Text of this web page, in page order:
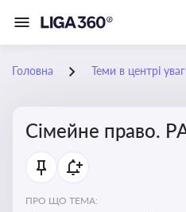
Головна Теми в центрі
Сімейне право.
ПРО ЩО ТЕМА: